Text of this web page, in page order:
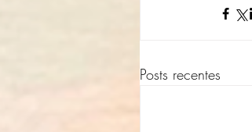
Posts recentes